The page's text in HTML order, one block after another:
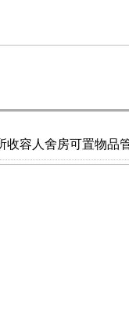
收容人舍房可置物品